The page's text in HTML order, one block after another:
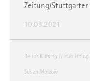
Zeitung/Stuttgarter
10.08.2021
Delius Klasing Publishing
Susan Molzow